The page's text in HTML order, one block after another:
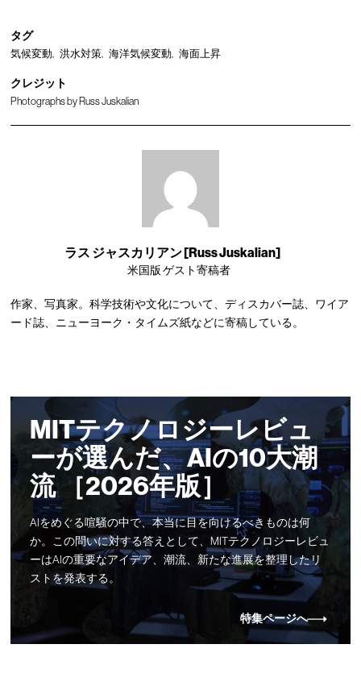
タグ
気候変動 洪水対策 海洋気候変動 海面上昇
クレジット
Photographs by Russ Juskalian
ラス ジャスカリアン [Russ Juskalian]
米国版 ゲスト寄稿者
作家、写真家。科学技術や文化について、ディスカバー誌、ワイア
ード誌、ニューヨーク・タイムズ紙などに寄稿している。
MITテクノロジーレビュ
ーが選んだ、AIの10大潮
流 ［2026年版］
AIをめぐる喧騒の中で、本当に目を向けるべきものは何
か。この問いに対する答えとして、MITテクノロジーレビュ
ーはAIの重要なアイデア、潮流、新たな進展を整理したリ
ストを発表する。
特集ページへ